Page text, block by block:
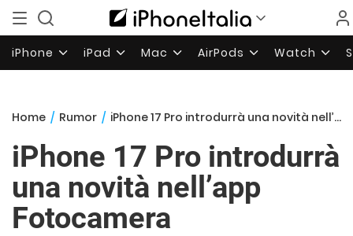
iPhone iPad Mac AirPods Watch
Home / Rumor / iPhone 17 Pro introdurrà una novità nell’app Fotocamera
iPhone 17 Pro introdurrà
una novità nell’app
Fotocamera